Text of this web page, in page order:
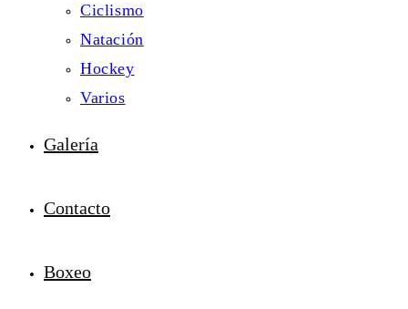
Ciclismo
Natación
Hockey
Varios
Galería
Contacto
Boxeo